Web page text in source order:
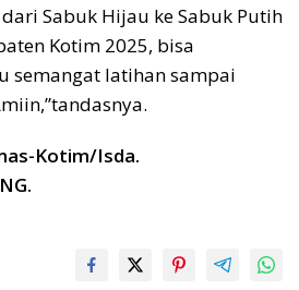
Sabuk Hijau ke Sabuk Putih
Kotim 2025, bisa
semangat latihan sampai
Kotim/Isda.